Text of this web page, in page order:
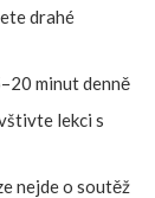
drahé
minut denně
lekci s
nejde o soutěž